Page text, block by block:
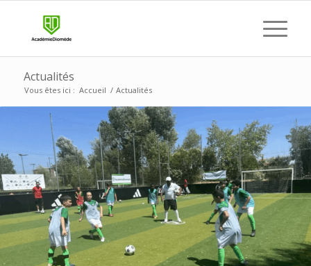
Actualités
Vous êtes ici : Accueil / Actualités